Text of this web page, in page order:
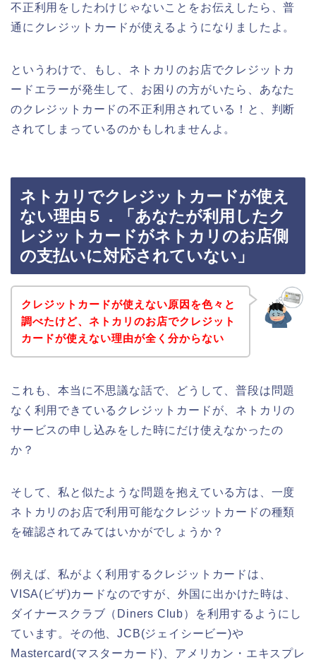
不正利用をしたわけじゃないことをお伝えしたら、普
通にクレジットカードが使えるようになりましたよ。
というわけで、もし、ネトカリのお店でクレジットカ
ードエラーが発生して、お困りの方がいたら、あなた
のクレジットカードの不正利用されている！と、判断
されてしまっているのかもしれませんよ。
ネトカリでクレジットカードが使え
ない理由５．「あなたが利用したク
レジットカードがネトカリのお店側
の支払いに対応されていない」
クレジットカードが使えない原因を色々と
調べたけど、ネトカリのお店でクレジット
カードが使えない理由が全く分からない
これも、本当に不思議な話で、どうして、普段は問題
なく利用できているクレジットカードが、ネトカリの
サービスの申し込みをした時にだけ使えなかったの
か？
そして、私と似たような問題を抱えている方は、一度
ネトカリのお店で利用可能なクレジットカードの種類
を確認されてみてはいかがでしょうか？
例えば、私がよく利用するクレジットカードは、
VISA(ビザ)カードなのですが、外国に出かけた時は、
ダイナースクラブ（Diners Club）を利用するようにし
ています。その他、JCB(ジェイシービー)や
Mastercard(マスターカード)、アメリカン・エキスプレ